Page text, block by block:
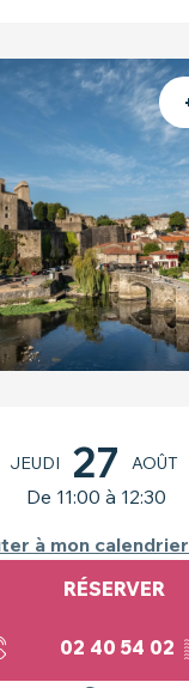
JEUDI 27 AOÛT
De 11:00 à 12:30
à mon
RÉSERVER
02 40 54 02